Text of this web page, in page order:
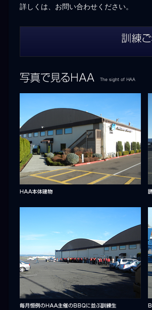
詳しくは、お問い合わせください。